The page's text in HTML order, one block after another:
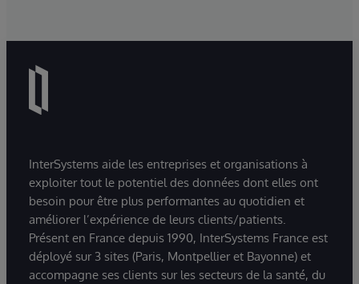
InterSystems aide les entreprises et organisations à
exploiter tout le potentiel des données dont elles ont
besoin pour être plus performantes au quotidien et
améliorer l’expérience de leurs clients/patients.
Présent en France depuis 1990, InterSystems France est
déployé sur 3 sites (Paris, Montpellier et Bayonne) et
accompagne ses clients sur les secteurs de la santé, du